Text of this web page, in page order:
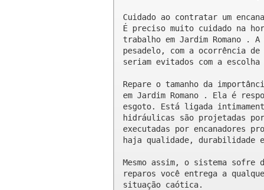
Cuidado ao contratar um
É preciso muito cuidado na
trabalho em Jardim Romano .
pesadelo, com a ocorrência
seriam evitados com a
Repare o tamanho da
em Jardim Romano . Ela é
esgoto. Está ligada
hidráulicas são projetadas
executadas por encanadores
haja qualidade, durabilidade
Mesmo assim, o sistema sofre
reparos você entrega a
situação caótica.